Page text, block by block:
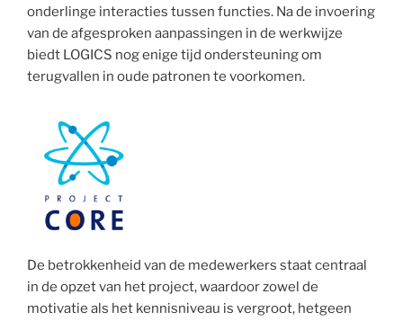
onderlinge interacties tussen functies. Na de invoering
van de afgesproken aanpassingen in de werkwijze
biedt LOGICS nog enige tijd ondersteuning om
terugvallen in oude patronen te voorkomen.
De betrokkenheid van de medewerkers staat centraal
in de opzet van het project, waardoor zowel de
motivatie als het kennisniveau is vergroot, hetgeen